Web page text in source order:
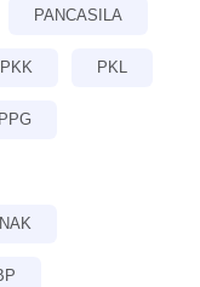
PANCASILA
PKK PKL
PPG